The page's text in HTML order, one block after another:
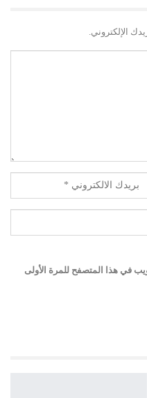
الإلكتروني.
في هذا المتصفح للمرة الأولى